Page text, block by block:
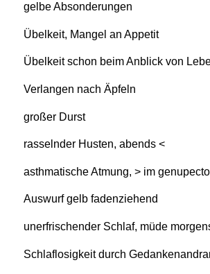
gelbe Absonderungen
Übelkeit, Mangel an Appetit
Übelkeit schon beim Anblick von
Verlangen nach Äpfeln
großer Durst
rasselnder Husten, abends <
asthmatische Atmung, > im
Auswurf gelb fadenziehend
unerfrischender Schlaf, müde
Schlaflosigkeit durch